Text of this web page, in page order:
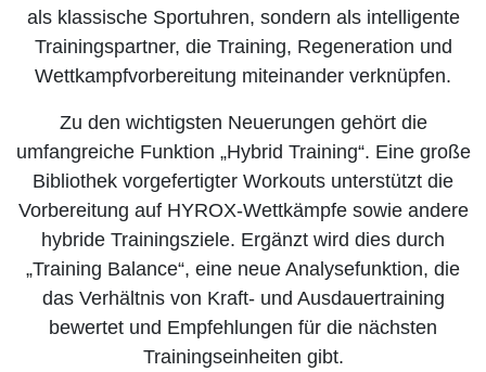
als klassische Sportuhren, sondern als intelligente
Trainingspartner, die Training, Regeneration und
Wettkampfvorbereitung miteinander verknüpfen.
Zu den wichtigsten Neuerungen gehört die
umfangreiche Funktion „Hybrid Training“. Eine große
Bibliothek vorgefertigter Workouts unterstützt die
Vorbereitung auf HYROX-Wettkämpfe sowie andere
hybride Trainingsziele. Ergänzt wird dies durch
„Training Balance“, eine neue Analysefunktion, die
das Verhältnis von Kraft- und Ausdauertraining
bewertet und Empfehlungen für die nächsten
Trainingseinheiten gibt.